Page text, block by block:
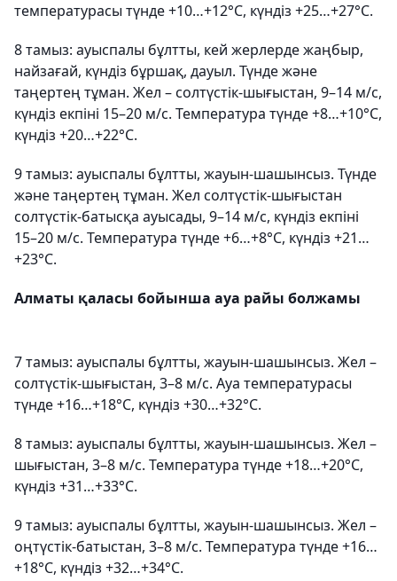
температурасы түнде +10…+12°C, күндіз +25…+27°C.
8 тамыз: ауыспалы бұлтты, кей жерлерде жаңбыр,
найзағай, күндіз бұршақ, дауыл. Түнде және
таңертең тұман. Жел – солтүстік-шығыстан, 9–14 м/с,
күндіз екпіні 15–20 м/с. Температура түнде +8…+10°C,
күндіз +20…+22°C.
9 тамыз: ауыспалы бұлтты, жауын-шашынсыз. Түнде
және таңертең тұман. Жел солтүстік-шығыстан
солтүстік-батысқа ауысады, 9–14 м/с, күндіз екпіні
15–20 м/с. Температура түнде +6…+8°C, күндіз +21…
+23°C.
Алматы қаласы бойынша ауа райы болжамы
7 тамыз: ауыспалы бұлтты, жауын-шашынсыз. Жел –
солтүстік-шығыстан, 3–8 м/с. Ауа температурасы
түнде +16…+18°C, күндіз +30…+32°C.
8 тамыз: ауыспалы бұлтты, жауын-шашынсыз. Жел –
шығыстан, 3–8 м/с. Температура түнде +18…+20°C,
күндіз +31…+33°C.
9 тамыз: ауыспалы бұлтты, жауын-шашынсыз. Жел –
оңтүстік-батыстан, 3–8 м/с. Температура түнде +16…
+18°C, күндіз +32…+34°C.